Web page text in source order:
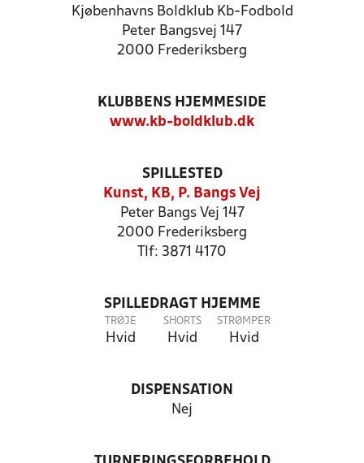
Kjøbenhavns Boldklub Kb-Fodbold
Peter Bangsvej 147
2000 Frederiksberg
KLUBBENS HJEMMESIDE
www.kb-boldklub.dk
SPILLESTED
Kunst, KB, P. Bangs Vej
Peter Bangs Vej 147
2000 Frederiksberg
Tlf: 3871 4170
SPILLEDRAGT HJEMME
TRØJE
Hvid
SHORTS
Hvid
STRØMPER
Hvid
DISPENSATION
Nej